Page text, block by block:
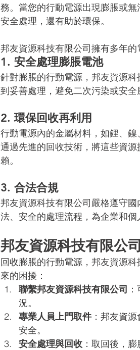
務。當您的行動電源出現膨脹或
安全處理，還有助於環保。
邦友資源科技有限公司擁有多年
1. 安全處理膨脹電池
針對膨脹的行動電源，邦友資源
到妥善處理，避免二次污染或安全
2. 環保回收再利用
行動電源內的金屬材料，如鋰、
通過先進的回收技術，將這些資
賴。
3. 合法合規
邦友資源科技有限公司嚴格遵守
法、安全的處理流程，為企業和個
邦友資源科技有限公
回收膨脹的行動電源，邦友資源
來的困擾：
聯繫邦友資源科技有限公司
況。
專業人員上門取件：邦友資源
安全。
安全處理與回收 ：取回後，